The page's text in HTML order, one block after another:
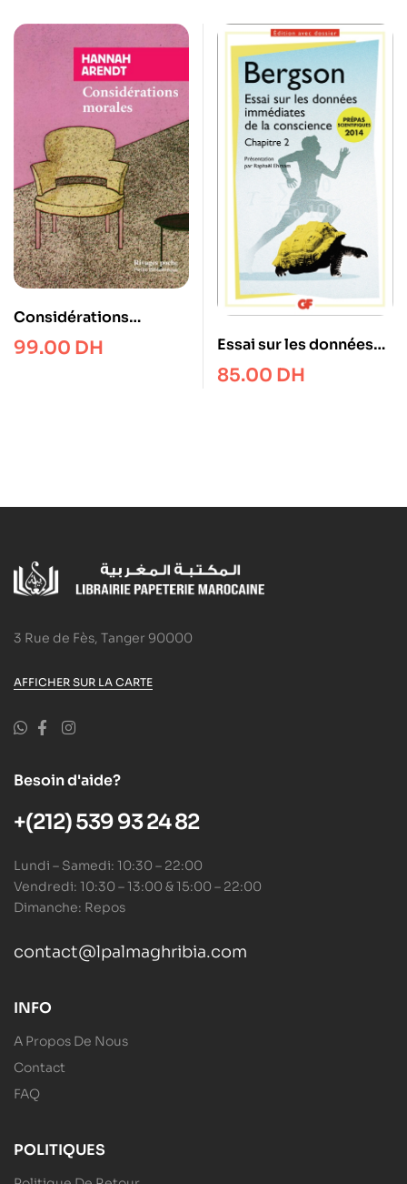
Considérations
morales
99.00 DH
Essai sur les données
immédiates de la
conscience – Chapitre 2
85.00 DH
3 Rue de Fès, Tanger 90000
AFFICHER SUR LA CARTE
Besoin d'aide?
+(212) 539 93 24 82
Lundi – Samedi: 10:30 – 22:00
Vendredi: 10:30 – 13:00 & 15:00 – 22:00
Dimanche: Repos
contact@lpalmaghribia.com
INFO
A Propos De Nous
Contact
FAQ
POLITIQUES